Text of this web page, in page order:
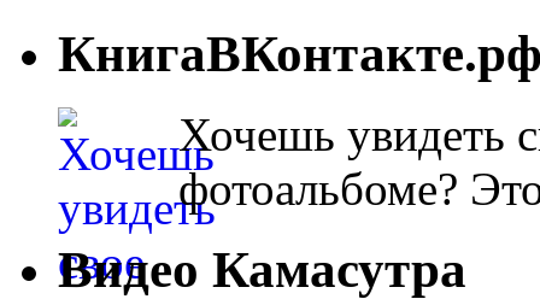
Хочешь увидеть
фотоальбоме?
Видео Камасутра